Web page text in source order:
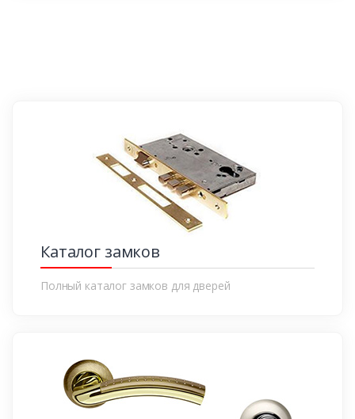
Каталог замков
Полный каталог замков для дверей